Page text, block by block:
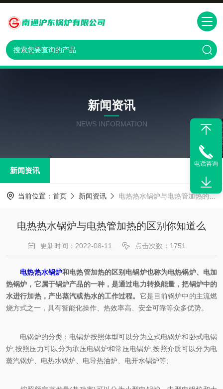
新闻资讯
NEWS INFORMATION
新闻资讯
当前位置： 首页 新闻资讯 电热热水锅炉与电热管加热的区别你知道么
电热热水锅炉与电热管加热的区别你知道么
更新时间：2022-08-11 点击次数：1751
电热热水锅炉和电热管加热的区别电锅炉也称为电热锅炉、电加
热锅炉，它属于锅炉产品的一种，是通过电力转换能量，把锅炉中的
水进行加热，产出蒸汽或热水的工作过程。 它是目前锅炉中的主流燃
烧方式之一，具有智能化操作、热效率高、安全可靠等众多优势。
电锅炉的分类：电锅炉按照体型可以分为立式电锅炉和卧式电锅
炉;按照压力可以分为承压电锅炉和常压电锅炉;按照介质可以分为电
蒸汽锅炉、电热水锅炉、电导热油炉、电开水锅炉等;
电话咨询